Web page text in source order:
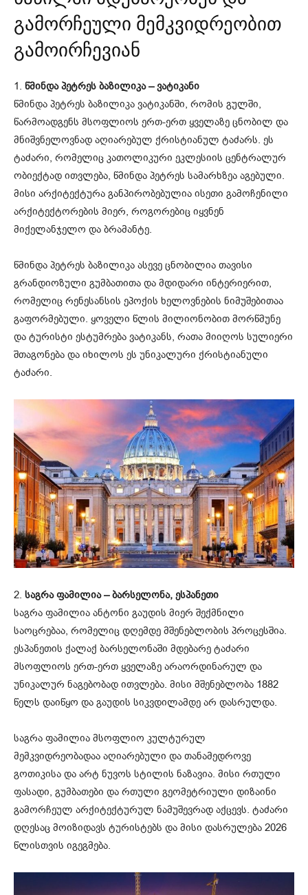
გამორჩეული მემკვიდრეობით
გამოირჩევიან
1. წმინდა პეტრეს ბაზილიკა – ვატიკანი
წმინდა პეტრეს ბაზილიკა ვატიკანში, რომის გულში,
წარმოადგენს მსოფლიოს ერთ-ერთ ყველაზე ცნობილ და
მნიშვნელოვნად აღიარებულ ქრისტიანულ ტაძარს. ეს
ტაძარი, რომელიც კათოლიკური ეკლესიის ცენტრალურ
ობიექტად ითვლება, წმინდა პეტრეს სამარხზეა აგებული.
მისი არქიტექტურა განპირობებულია ისეთი გამოჩენილი
არქიტექტორების მიერ, როგორებიც იყვნენ
მიქელანჯელო და ბრამანტე.
წმინდა პეტრეს ბაზილიკა ასევე ცნობილია თავისი
გრანდიოზული გუმბათითა და მდიდარი ინტერიერით,
რომელიც რენესანსის ეპოქის ხელოვნების ნიმუშებითაა
გაფორმებული. ყოველი წლის მილიონობით მორწმუნე
და ტურისტი ესტუმრება ვატიკანს, რათა მიიღოს სულიერი
შთაგონება და იხილოს ეს უნიკალური ქრისტიანული
ტაძარი.
2. საგრა ფამილია – ბარსელონა, ესპანეთი
საგრა ფამილია ანტონი გაუდის მიერ შექმნილი
საოცრებაა, რომელიც დღემდე მშენებლობის პროცესშია.
ესპანეთის ქალაქ ბარსელონაში მდებარე ტაძარი
მსოფლიოს ერთ-ერთ ყველაზე არაორდინარულ და
უნიკალურ ნაგებობად ითვლება. მისი მშენებლობა 1882
წელს დაიწყო და გაუდის სიკვდილამდე არ დასრულდა.
საგრა ფამილია მსოფლიო კულტურულ
მემკვიდრეობადაა აღიარებული და თანამედროვე
გოთიკისა და არტ ნუვოს სტილის ნაზავია. მისი რთული
ფასადი, გუმბათები და რთული გეომეტრიული დიზაინი
გამორჩეულ არქიტექტურულ ნამუშევრად აქცევს. ტაძარი
დღესაც მოიზიდავს ტურისტებს და მისი დასრულება 2026
წლისთვის იგეგმება.